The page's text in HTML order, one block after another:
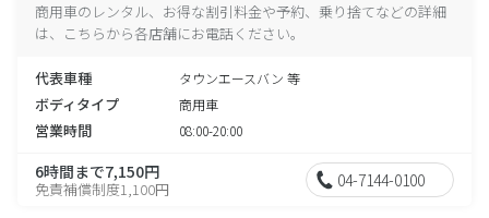
商用車のレンタル、お得な割引料金や予約、乗り捨てなどの詳細
は、こちらから各店舗にお電話ください。
代表車種 タウンエースバン 等
ボディタイプ 商用車
営業時間 08:00-20:00
6時間まで7,150円
免責補償制度1,100円 04-7144-0100